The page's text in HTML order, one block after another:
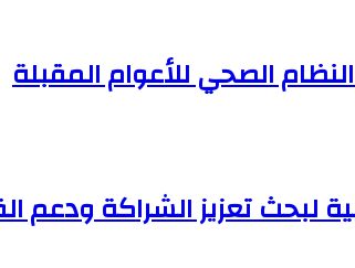
الصحي للأعوام المقبلة
لبحث تعزيز الشراكة ودعم